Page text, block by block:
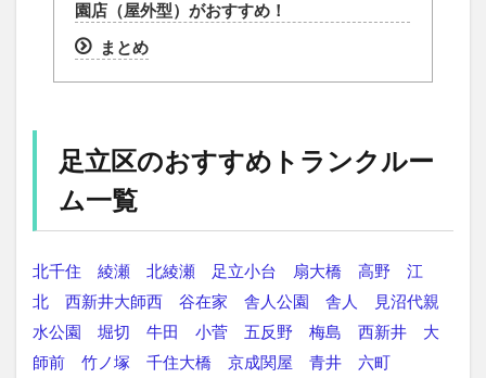
園店（屋外型）がおすすめ！
まとめ
足立区のおすすめトランクルー
ム一覧
北千住 綾瀬 北綾瀬 足立小台 扇大橋 高野
江
北
西新井大師西 谷在家 舎人公園 舎人
見沼代親
水公園
堀切 牛田 小菅 五反野 梅島 西新井
大
師前
竹ノ塚 千住大橋 京成関屋 青井 六町